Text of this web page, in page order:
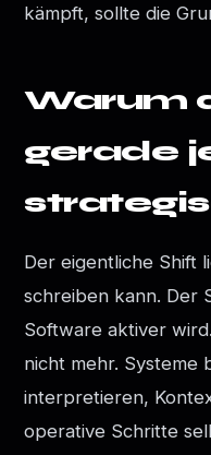
kämpft, sollte die
Warum
gerade
Der eigentliche Shift
schreiben kann. Der
Software aktiver
nicht mehr. Systeme
interpretieren,
operative Schritte